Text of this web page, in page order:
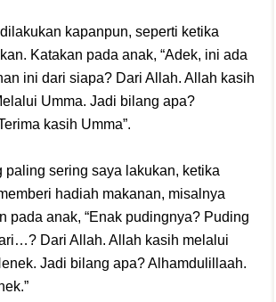
kapanpun, seperti ketika
Katakan pada anak, “Adek, ini ada
ini dari siapa? Dari Allah. Allah kasih
Umma. Jadi bilang apa?
kasih Umma”.
paling sering saya lakukan, ketika
hadiah makanan, misalnya
pada anak, “Enak pudingnya? Puding
Dari Allah. Allah kasih melalui
Jadi bilang apa? Alhamdulillaah.